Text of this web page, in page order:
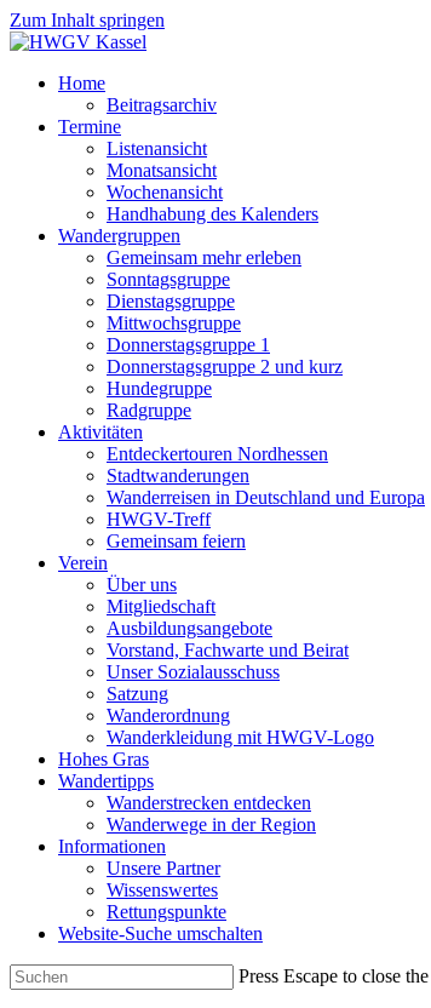
Zum Inhalt springen
Home
Beitragsarchiv
Termine
Listenansicht
Monatsansicht
Wochenansicht
Handhabung des Kalenders
Wandergruppen
Gemeinsam mehr erleben
Sonntagsgruppe
Dienstagsgruppe
Mittwochsgruppe
Donnerstagsgruppe 1
Donnerstagsgruppe 2 und kurz
Hundegruppe
Radgruppe
Aktivitäten
Entdeckertouren Nordhessen
Stadtwanderungen
Wanderreisen in Deutschland und Europa
HWGV-Treff
Gemeinsam feiern
Verein
Über uns
Mitgliedschaft
Ausbildungsangebote
Vorstand, Fachwarte und Beirat
Unser Sozialausschuss
Satzung
Wanderordnung
Wanderkleidung mit HWGV-Logo
Hohes Gras
Wandertipps
Wanderstrecken entdecken
Wanderwege in der Region
Informationen
Unsere Partner
Wissenswertes
Rettungspunkte
Website-Suche umschalten
Press Escape to close